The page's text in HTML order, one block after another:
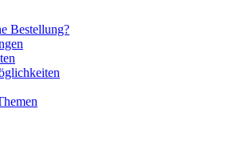
Bestellung?